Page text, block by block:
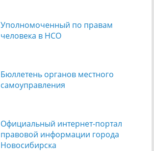
Уполномоченный по правам
человека в НСО
Бюллетень органов местного
самоуправления
Официальный интернет-портал
правовой информации города
Новосибирска